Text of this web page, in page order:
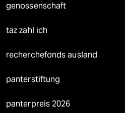
genossenschaft
taz zahl ich
recherchefonds ausland
panterstiftung
panterpreis 2026